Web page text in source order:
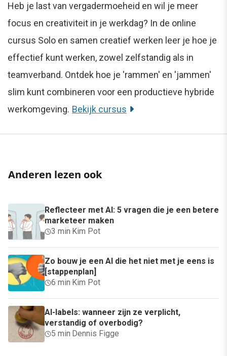
Heb je last van vergadermoeheid en wil je meer
focus en creativiteit in je werkdag? In de online
cursus Solo en samen creatief werken leer je hoe je
effectief kunt werken, zowel zelfstandig als in
teamverband. Ontdek hoe je 'rammen' en 'jammen'
slim kunt combineren voor een productieve hybride
werkomgeving. Bekijk cursus
Anderen lezen ook
Reflecteer met AI: 5 vragen die je een betere
marketeer maken
3 min· Kim Pot
Zo bouw je een AI die het niet met je eens is
[stappenplan]
6 min· Kim Pot
AI-labels: wanneer zijn ze verplicht,
verstandig of overbodig?
5 min· Dennis Figge